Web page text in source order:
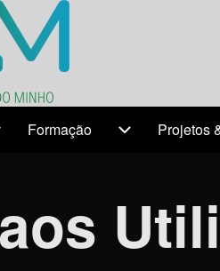
O Centro sub-navigation
Formação
Formação
Projetos